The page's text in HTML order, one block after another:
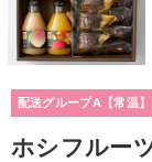
配送グループA【常温】
ホシフルー